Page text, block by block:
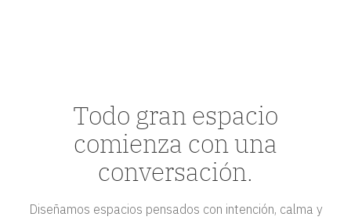
Todo gran espacio
comienza con una
conversación.
Diseñamos espacios pensados con intención, calma y